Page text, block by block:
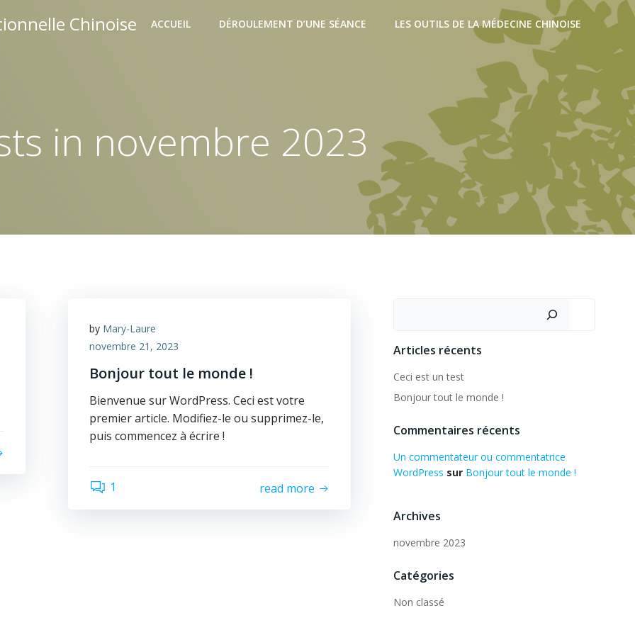
Chinoise ACCUEIL DÉROULEMENT D’UNE SÉANCE LES OUTILS DE LA MÉDECINE CHINOISE
in novembre 2023
by Mary-Laure
novembre 21, 2023
Bonjour tout le monde !
Bienvenue sur WordPress. Ceci est votre
premier article. Modifiez-le ou supprimez-le,
puis commencez à écrire !
1 read more
Articles récents
Ceci est un test
Bonjour tout le monde !
Commentaires récents
Un commentateur ou commentatrice
WordPress sur Bonjour tout le monde !
Archives
novembre 2023
Catégories
Non classé